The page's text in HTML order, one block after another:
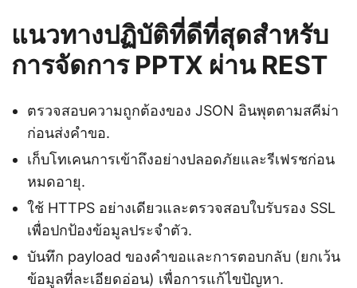
แนวทางปฏิบัติที่ดีที่สุดสำหรับ
การจัดการ PPTX ผ่าน REST
ตรวจสอบความถูกต้องของ JSON อินพุตตามสคีม่า
ก่อนส่งคำขอ.
เก็บโทเคนการเข้าถึงอย่างปลอดภัยและรีเฟรชก่อน
หมดอายุ.
ใช้ HTTPS อย่างเดียวและตรวจสอบใบรับรอง SSL
เพื่อปกป้องข้อมูลประจำตัว.
บันทึก payload ของคำขอและการตอบกลับ (ยกเว้น
ข้อมูลที่ละเอียดอ่อน) เพื่อการแก้ไขปัญหา.